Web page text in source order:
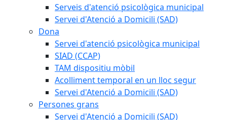
Serveis d'atenció psicològica municipal
Servei d'Atenció a Domicili (SAD)
Dona
Servei d'atenció psicològica municipal
SIAD (CCAP)
TAM dispositiu mòbil
Acolliment temporal en un lloc segur
Servei d'Atenció a Domicili (SAD)
Persones grans
Servei d'Atenció a Domicili (SAD)